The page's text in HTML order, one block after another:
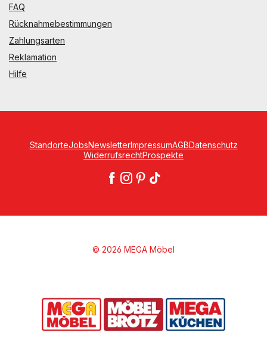
FAQ
Rücknahmebestimmungen
Zahlungsarten
Reklamation
Hilfe
StandorteJobsNewsletterImpressumAGBDatenschutz
WiderrufsrechtProspekte
© 2026 MEGA Möbel